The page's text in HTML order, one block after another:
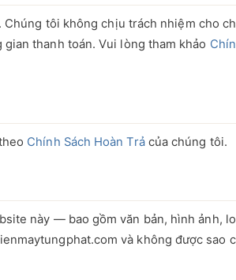
tôi không chịu trách nhiệm cho
thanh toán. Vui lòng tham khảo
Chính Sách Hoàn Trảcủa chúng tôi.
này — bao gồm văn bản, hình ảnh,
và không được sao